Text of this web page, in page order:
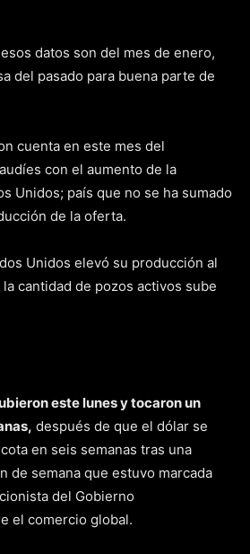
datos son del mes de enero,
del pasado para buena parte de
cuenta en este mes del
con el aumento de la
Unidos; país que no se ha sumado
de la oferta.
Unidos elevó su producción al
cantidad de pozos activos sube
este lunes y tocaron un
después de que el dólar se
en seis semanas tras una
de semana que estuvo marcada
del Gobierno
el comercio global.